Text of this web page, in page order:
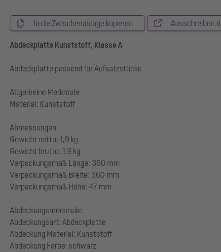
In die Zwischenablage kopieren
Abdeckplatte Kunststoff, Klasse A
Abdeckplatte passend für Aufsatzstücke
Allgemeine Merkmale
Material: Kunststoff
Abmessungen
Gewicht netto: 1,9 kg
Gewicht brutto: 1,9 kg
Verpackungsmaß Länge: 360 mm
Verpackungsmaß Breite: 360 mm
Verpackungsmaß Höhe: 47 mm
Abdeckungsmerkmale
Abdeckungsart: Abdeckplatte
Abdeckung Material: Kunststoff
Abdeckung Farbe: schwarz